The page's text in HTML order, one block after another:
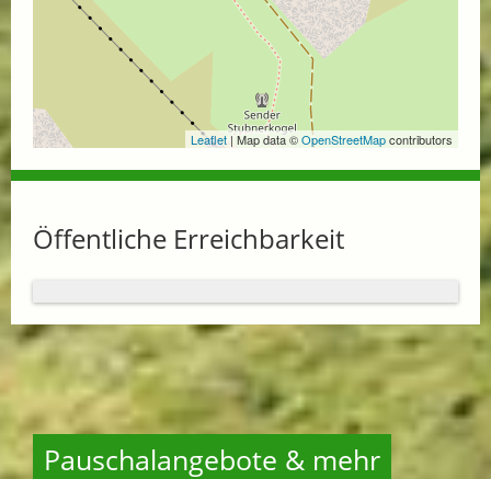
Leaflet| Map data ©OpenStreetMapcontributors
Öffentliche Erreichbarkeit
Pauschalangebote & mehr